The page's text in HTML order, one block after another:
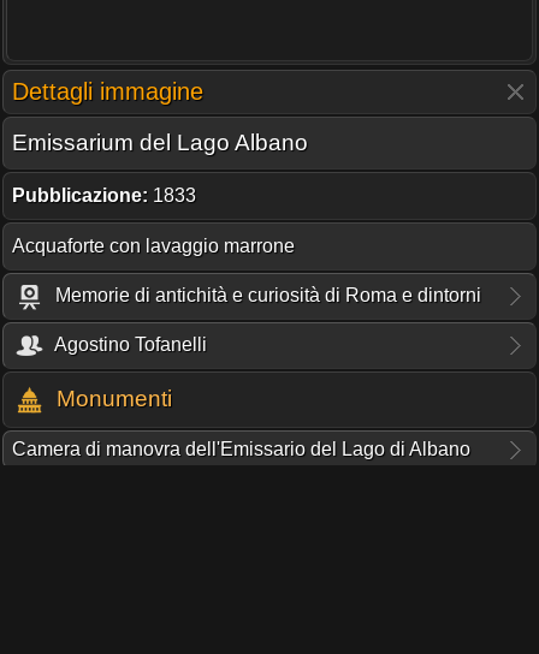
Dettagli immagine
Emissarium del Lago Albano
Pubblicazione: 1833
Acquaforte con lavaggio marrone
Memorie di antichità e curiosità di Roma e dintorni
Agostino Tofanelli
Monumenti
Camera di manovra dell'Emissario del Lago di Albano